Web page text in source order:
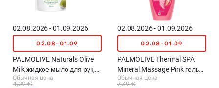
02.08.2026 - 01.09.2026
02.08-01.09
PALMOLIVE Naturals Olive
Milk жидкое мыло для рук,
наполнитель, 500мл
Обычная цена
4,29 €
02.08.2026 - 01.09.2026
02.08-01.09
PALMOLIVE Thermal SPA
Mineral Massage Pink гель
для душа, 500мл
Обычная цена
7,39 €